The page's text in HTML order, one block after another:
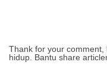
Thank for your
hidup. Bantu share